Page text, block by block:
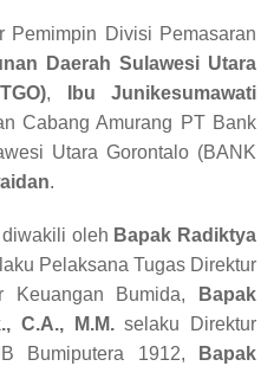
Pemimpin Divisi Pemasaran
Daerah Sulawesi Utara
,
Ibu Junikesumawati
Cabang Amurang PT Bank
Utara Gorontalo (BANK
.
oleh Bapak Radiktya
Pelaksana Tugas Direktur
Keuangan Bumida,
Bapak
C.A., M.M.selaku Direktur
Bumiputera 1912,
Bapak